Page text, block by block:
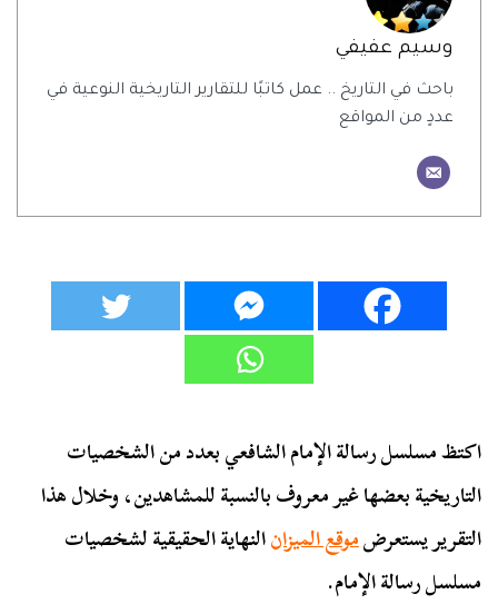
وسيم عفيفي
باحث في التاريخ .. عمل كاتبًا للتقارير التاريخية النوعية في
عددٍ من المواقع
اكتظ مسلسل رسالة الإمام الشافعي بعدد من الشخصيات
التاريخية بعضها غير معروف بالنسبة للمشاهدين، وخلال هذا
التقرير يستعرضموقع الميزانالنهاية الحقيقية لشخصيات
مسلسل رسالة الإمام.